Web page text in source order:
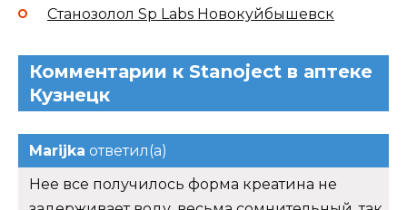
Станозолол Sp Labs Новокуйбышевск
Комментарии к Stanoject в аптеке
Кузнецк
Marijka ответил(а)
Нее все получилось форма креатина не